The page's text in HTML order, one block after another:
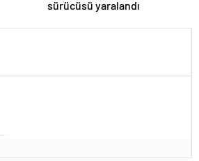
sürücüsü yaralandı